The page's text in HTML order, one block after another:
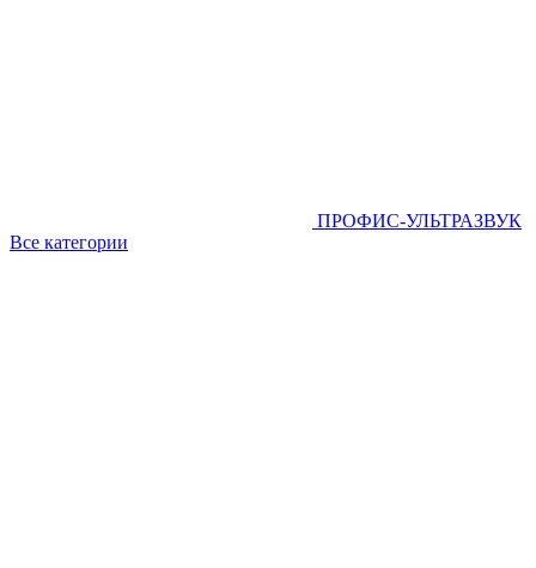
ПРОФИС-УЛЬТРАЗВУК
Все категории